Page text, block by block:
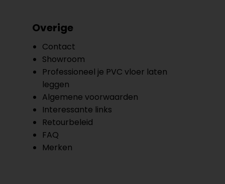
Overige
Contact
Showroom
Professioneel je PVC vloer laten
leggen
Algemene voorwaarden
Interessante links
Retourbeleid
FAQ
Merken